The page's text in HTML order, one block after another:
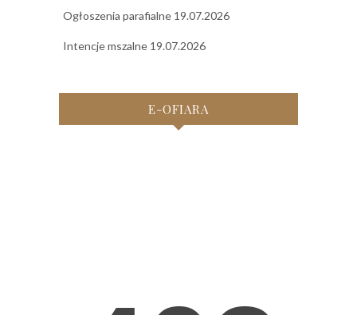
Ogłoszenia parafialne 19.07.2026
Intencje mszalne 19.07.2026
E-OFIARA